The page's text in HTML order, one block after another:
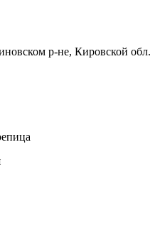
р-не, Кировской обл.